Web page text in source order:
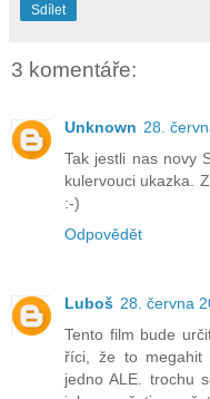
Sdílet
3 komentáře:
Unknown 28.
Tak jestli nas novy
kulervouci ukazka.
:-)
Odpovědět
Luboš 28. června
Tento film bude
říci, že to megahit
jedno ALE. trochu